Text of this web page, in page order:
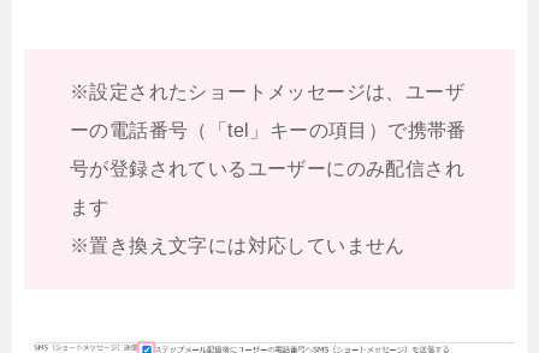
※設定されたショートメッセージは、ユーザ
ーの電話番号（「tel」キーの項目）で携帯番
号が登録されているユーザーにのみ配信され
ます
※置き換え文字には対応していません